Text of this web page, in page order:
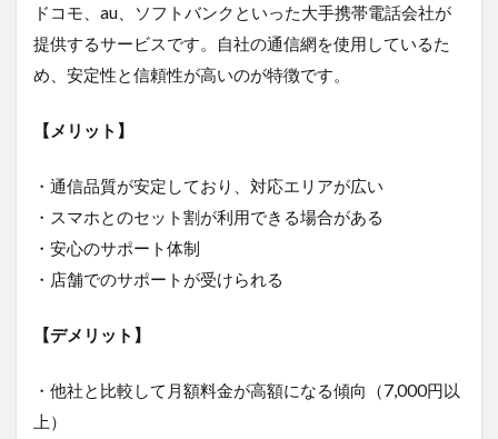
トが貯
まって
お得！
Broad
いサポ
ートが
魅力！
カシモ
｜端末
円！
ドコモ、au、ソフトバンクといった大手携帯電話会社が
提供するサービスです。自社の通信網を使用しているた
め、安定性と信頼性が高いのが特徴です。
【メリット】
・通信品質が安定しており、対応エリアが広い
・スマホとのセット割が利用できる場合がある
・安心のサポート体制
・店舗でのサポートが受けられる
【デメリット】
・他社と比較して月額料金が高額になる傾向（7,000円以
上）